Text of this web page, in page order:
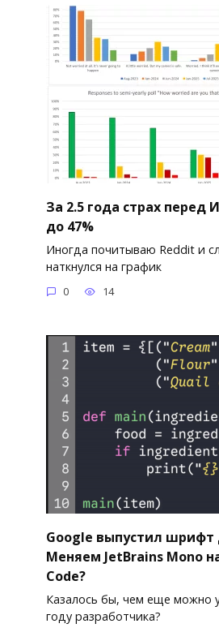
За 2.5 года страх перед
до 47%
Иногда почитываю Reddit и
наткнулся на график
0 14
Google выпустил шрифт
Меняем JetBrains Mono
Code?
Казалось бы, чем еще можно
году разработчика?